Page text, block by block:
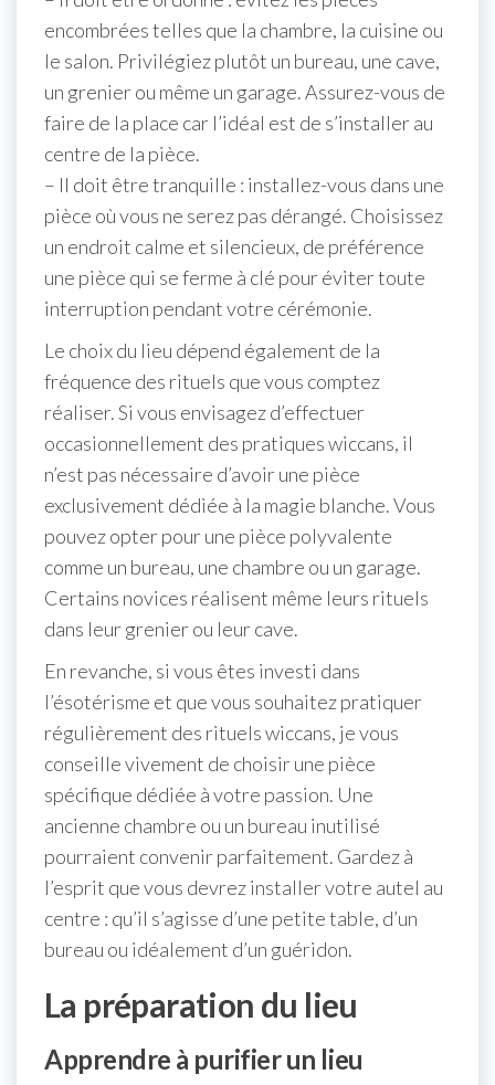
encombrées telles que la chambre, la cuisine ou
le salon. Privilégiez plutôt un bureau, une cave,
un grenier ou même un garage. Assurez-vous de
faire de la place car l’idéal est de s’installer au
centre de la pièce.
– Il doit être tranquille : installez-vous dans une
pièce où vous ne serez pas dérangé. Choisissez
un endroit calme et silencieux, de préférence
une pièce qui se ferme à clé pour éviter toute
interruption pendant votre cérémonie.
Le choix du lieu dépend également de la
fréquence des rituels que vous comptez
réaliser. Si vous envisagez d’effectuer
occasionnellement des pratiques wiccans, il
n’est pas nécessaire d’avoir une pièce
exclusivement dédiée à la magie blanche. Vous
pouvez opter pour une pièce polyvalente
comme un bureau, une chambre ou un garage.
Certains novices réalisent même leurs rituels
dans leur grenier ou leur cave.
En revanche, si vous êtes investi dans
l’ésotérisme et que vous souhaitez pratiquer
régulièrement des rituels wiccans, je vous
conseille vivement de choisir une pièce
spécifique dédiée à votre passion. Une
ancienne chambre ou un bureau inutilisé
pourraient convenir parfaitement. Gardez à
l’esprit que vous devrez installer votre autel au
centre : qu’il s’agisse d’une petite table, d’un
bureau ou idéalement d’un guéridon.
La préparation du lieu
Apprendre à purifier un lieu